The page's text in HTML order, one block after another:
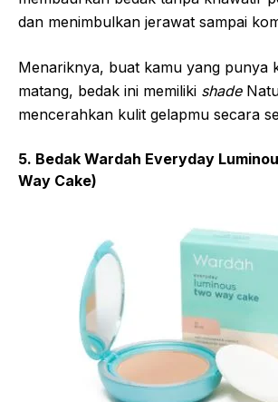
dan menimbulkan jerawat sampai
Menariknya, buat kamu yang punya
matang, bedak ini memiliki shade
mencerahkan kulit gelapmu secara
5. Bedak Wardah Everyday
Way Cake)